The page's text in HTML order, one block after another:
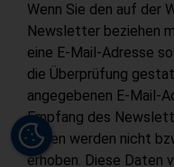
Wenn Sie den auf der
Newsletter beziehen
eine E-Mail-Adresse
die Überprüfung
angegebenen E-Mail-
Empfang des
Daten werden nicht
erhoben. Diese Daten